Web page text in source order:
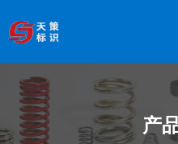
欢迎访问南京天策标识
医院、银行、政府、房地产
领域
全国服务热线
产